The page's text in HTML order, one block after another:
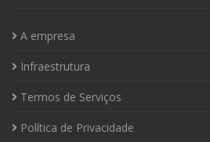
A empresa
Infraestrutura
Termos de Serviços
Política de Privacidade